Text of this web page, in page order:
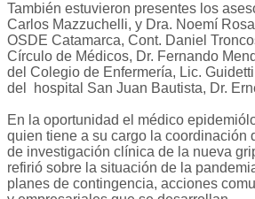
También estuvieron presentes los
Carlos Mazzuchelli, y Dra. Noemí
OSDE Catamarca, Cont. Daniel
Círculo de Médicos, Dr. Fernando
del Colegio de Enfermería, Lic.
del hospital San Juan Bautista, Dr.
En la oportunidad el médico
quien tiene a su cargo la coordinación
de investigación clínica de la nueva
refirió sobre la situación de la
planes de contingencia, acciones